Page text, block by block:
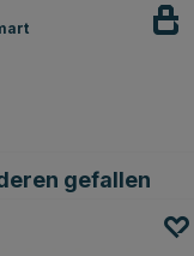
gefallen